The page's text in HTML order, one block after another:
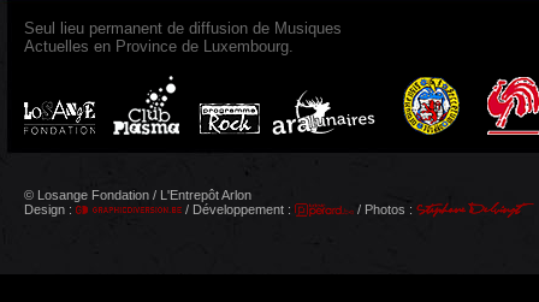
Seul lieu permanent de diffusion de Musiques
Actuelles en Province de Luxembourg.
© Losange Fondation / L'Entrepôt Arlon
Design :
/ Développement : / Photos :